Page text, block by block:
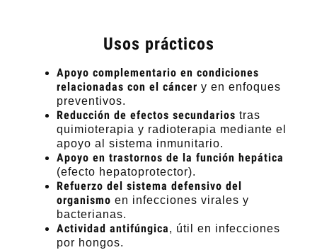
Usos prácticos
Apoyo complementario en condiciones
relacionadas con el cáncer y en enfoques
preventivos.
Reducción de efectos secundarios tras
quimioterapia y radioterapia mediante el
apoyo al sistema inmunitario.
Apoyo en trastornos de la función hepática
(efecto hepatoprotector).
Refuerzo del sistema defensivo del
organismo en infecciones virales y
bacterianas.
Actividad antifúngica, útil en infecciones
por hongos.